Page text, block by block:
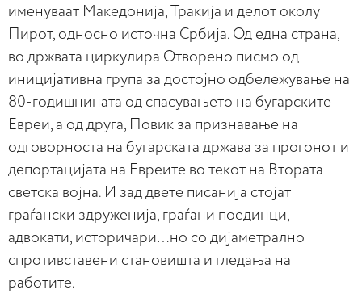
именуваат Македонија, Тракија и делот околу
Пирот, односно источна Србија. Од една страна,
во држвата циркулира Отворено писмо од
иницијативна група за достојно одбележување на
80-годишнината од спасувањето на бугарските
Евреи, а од друга, Повик за признавање на
одговорноста на бугарската држава за прогонот и
депортацијата на Евреите во текот на Втората
светска војна. И зад двете писанија стојат
граѓански здруженија, граѓани поединци,
адвокати, историчари…но со дијаметрално
спротивставени становишта и гледања на
работите.